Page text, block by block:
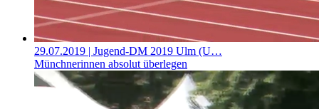
29.07.2019 | Jugend-DM 2019 Ulm (U…
Münchnerinnen absolut überlegen